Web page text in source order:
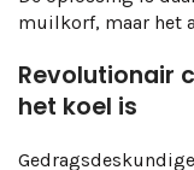
muilkorf, maar het
Revolutionair
het koel is